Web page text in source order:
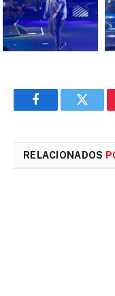
Facebook
RELACIONADOS